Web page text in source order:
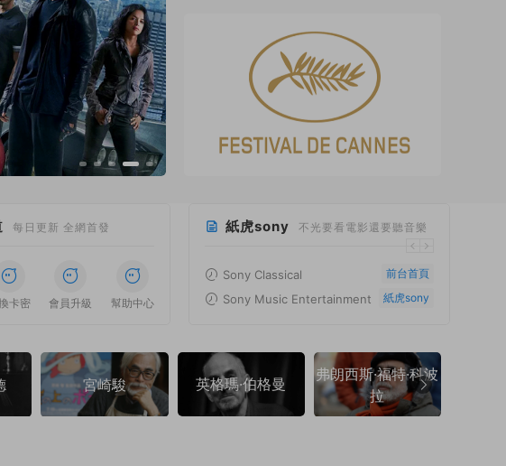
每日更新 全網首發
卡密 會員升級 幫助中心
紙虎sony 不光要看電影還要聽音樂
Sony Classical 前台首頁
Sony Music Entertainment 紙虎sony
宮崎駿 英格瑪·伯格曼
弗朗西斯·福特·科波
拉